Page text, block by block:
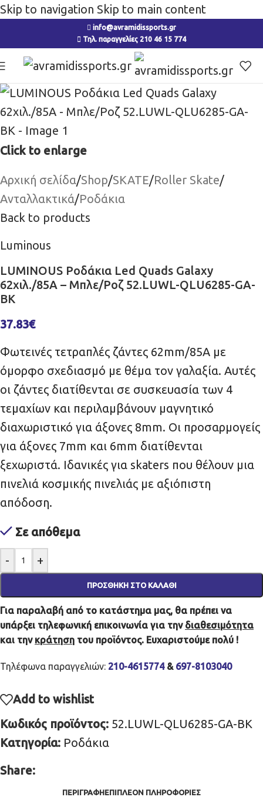
Skip to navigation Skip to main content
info@avramidissports.gr
Τηλ. παραγγελίες 210 46 15 774
Click to enlarge
Αρχική σελίδα/Shop/SKATE/Roller Skate/
Ανταλλακτικά/Ροδάκια
Back to products
Luminous
LUMINOUS Ροδάκια Led Quads Galaxy
62χιλ./85A – Μπλε/Ροζ 52.LUWL-QLU6285-GA-
BK
37.83€
Φωτεινές τετραπλές ζάντες 62mm/85A με
όμορφο σχεδιασμό με θέμα τον γαλαξία. Αυτές
οι ζάντες διατίθενται σε συσκευασία των 4
τεμαχίων και περιλαμβάνουν μαγνητικό
διαχωριστικό για άξονες 8mm. Οι προσαρμογείς
για άξονες 7mm και 6mm διατίθενται
ξεχωριστά. Ιδανικές για skaters που θέλουν μια
πινελιά κοσμικής πινελιάς με αξιόπιστη
απόδοση.
Σε απόθεμα
- +
ΠΡΟΣΘΉΚΗ ΣΤΟ ΚΑΛΆΘΙ
Για παραλαβή από το κατάστημα μας, θα πρέπει να
υπάρξει τηλεφωνική επικοινωνία για την διαθεσιμότητα
και την κράτηση του προϊόντος. Ευχαριστούμε πολύ !
Τηλέφωνα παραγγελιών: 210-4615774& 697-8103040
Add to wishlist
Κωδικός προϊόντος: 52.LUWL-QLU6285-GA-BK
Κατηγορία: Ροδάκια
Share:
ΠΕΡΙΓΡΑΦΉΕΠΙΠΛΈΟΝ ΠΛΗΡΟΦΟΡΊΕΣ